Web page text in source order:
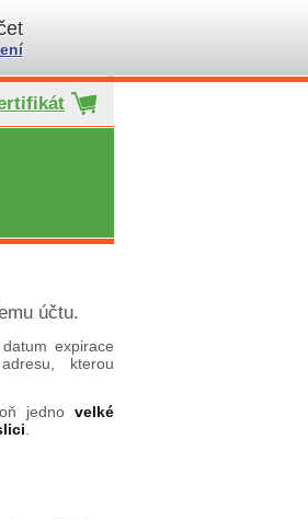
účtu.
expirace
kterou
jedno velké